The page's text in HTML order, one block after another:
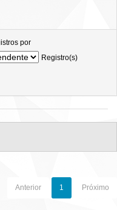
por
Registro(s)
Anterior 1 Próximo